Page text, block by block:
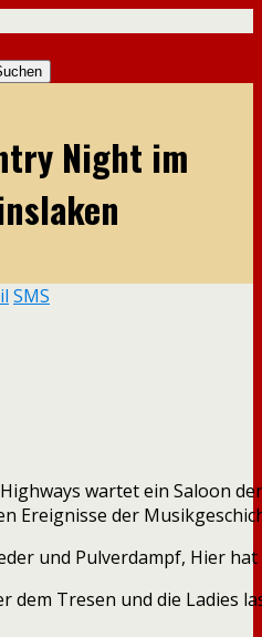
Night im
SMS
wartet ein Saloon
Ereignisse der
und Pulverdampf, Hier
dem Tresen und die Ladies